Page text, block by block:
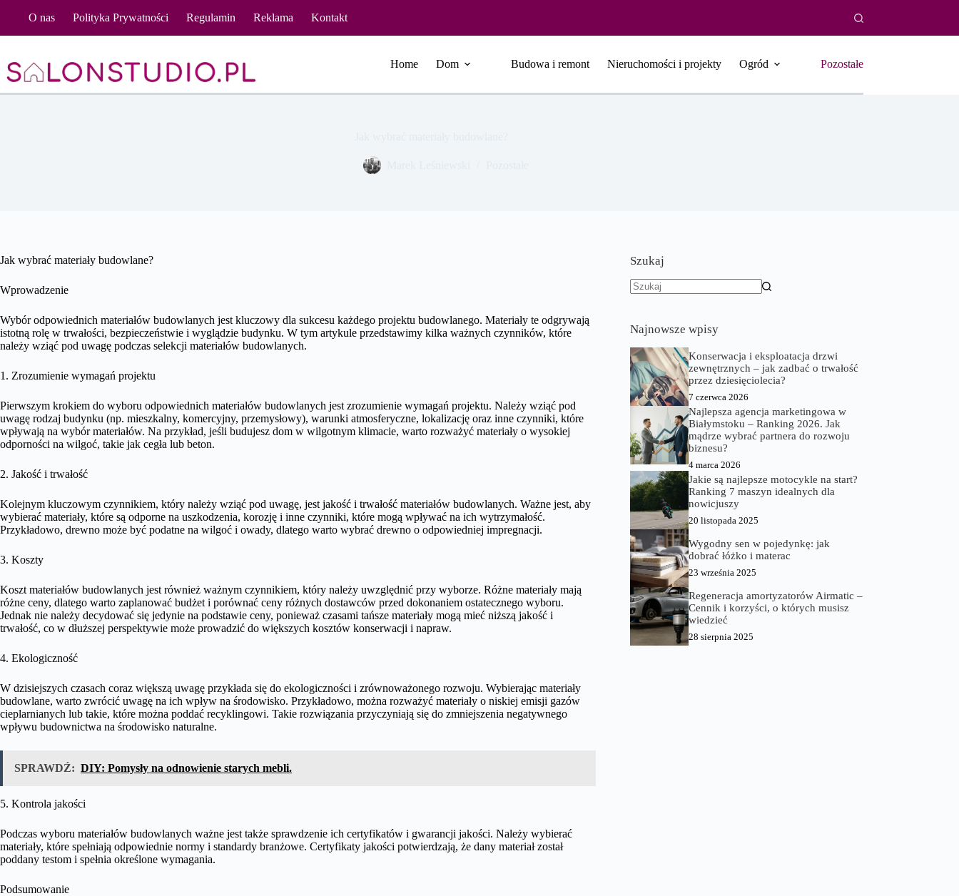
O nas Polityka Prywatności Regulamin Reklama Kontakt
Home Dom Budowa i remont Nieruchomości i projekty Ogród Pozostałe
Jak wybrać materiały budowlane?
Wprowadzenie
Wybór odpowiednich materiałów budowlanych jest kluczowy dla sukcesu każdego projektu budowlanego. Materiały te odgrywają
istotną rolę w trwałości, bezpieczeństwie i wyglądzie budynku. W tym artykule przedstawimy kilka ważnych czynników, które
należy wziąć pod uwagę podczas selekcji materiałów budowlanych.
1. Zrozumienie wymagań projektu
Pierwszym krokiem do wyboru odpowiednich materiałów budowlanych jest zrozumienie wymagań projektu. Należy wziąć pod
uwagę rodzaj budynku (np. mieszkalny, komercyjny, przemysłowy), warunki atmosferyczne, lokalizację oraz inne czynniki, które
wpływają na wybór materiałów. Na przykład, jeśli budujesz dom w wilgotnym klimacie, warto rozważyć materiały o wysokiej
odporności na wilgoć, takie jak cegła lub beton.
2. Jakość i trwałość
Kolejnym kluczowym czynnikiem, który należy wziąć pod uwagę, jest jakość i trwałość materiałów budowlanych. Ważne jest, aby
wybierać materiały, które są odporne na uszkodzenia, korozję i inne czynniki, które mogą wpływać na ich wytrzymałość.
Przykładowo, drewno może być podatne na wilgoć i owady, dlatego warto wybrać drewno o odpowiedniej impregnacji.
3. Koszty
Koszt materiałów budowlanych jest również ważnym czynnikiem, który należy uwzględnić przy wyborze. Różne materiały mają
różne ceny, dlatego warto zaplanować budżet i porównać ceny różnych dostawców przed dokonaniem ostatecznego wyboru.
Jednak nie należy decydować się jedynie na podstawie ceny, ponieważ czasami tańsze materiały mogą mieć niższą jakość i
trwałość, co w dłuższej perspektywie może prowadzić do większych kosztów konserwacji i napraw.
4. Ekologiczność
W dzisiejszych czasach coraz większą uwagę przykłada się do ekologiczności i zrównoważonego rozwoju. Wybierając materiały
budowlane, warto zwrócić uwagę na ich wpływ na środowisko. Przykładowo, można rozważyć materiały o niskiej emisji gazów
cieplarnianych lub takie, które można poddać recyklingowi. Takie rozwiązania przyczyniają się do zmniejszenia negatywnego
wpływu budownictwa na środowisko naturalne.
SPRAWDŹ: DIY: Pomysły na odnowienie starych mebli.
5. Kontrola jakości
Podczas wyboru materiałów budowlanych ważne jest także sprawdzenie ich certyfikatów i gwarancji jakości. Należy wybierać
materiały, które spełniają odpowiednie normy i standardy branżowe. Certyfikaty jakości potwierdzają, że dany materiał został
poddany testom i spełnia określone wymagania.
Podsumowanie
Szukaj
Najnowsze wpisy
Konserwacja i eksploatacja drzwi
zewnętrznych – jak zadbać o trwałość
przez dziesięciolecia?
7 czerwca 2026
Najlepsza agencja marketingowa w
Białymstoku – Ranking 2026. Jak
mądrze wybrać partnera do rozwoju
biznesu?
4 marca 2026
Jakie są najlepsze motocykle na start?
Ranking 7 maszyn idealnych dla
nowicjuszy
20 listopada 2025
Wygodny sen w pojedynkę: jak
dobrać łóżko i materac
23 września 2025
Regeneracja amortyzatorów Airmatic –
Cennik i korzyści, o których musisz
wiedzieć
28 sierpnia 2025